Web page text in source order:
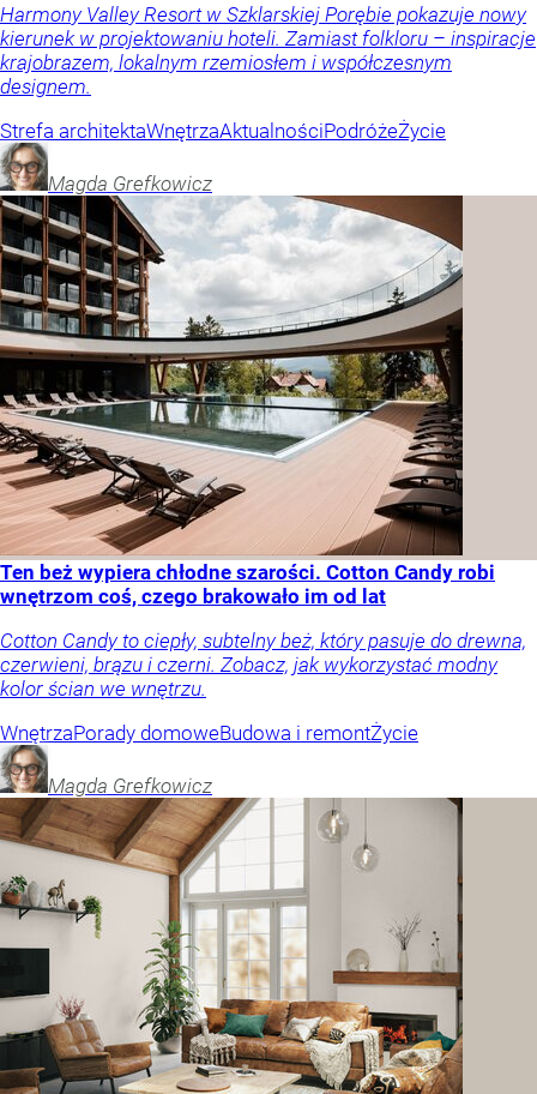
Harmony Valley Resort w Szklarskiej Porębie pokazuje nowy
kierunek w projektowaniu hoteli. Zamiast folkloru – inspiracje
krajobrazem, lokalnym rzemiosłem i współczesnym
designem.
Strefa architektaWnętrzaAktualnościPodróżeŻycie
Magda Grefkowicz
Ten beż wypiera chłodne szarości. Cotton Candy robi
wnętrzom coś, czego brakowało im od lat
Cotton Candy to ciepły, subtelny beż, który pasuje do drewna,
czerwieni, brązu i czerni. Zobacz, jak wykorzystać modny
kolor ścian we wnętrzu.
WnętrzaPorady domoweBudowa i remontŻycie
Magda Grefkowicz